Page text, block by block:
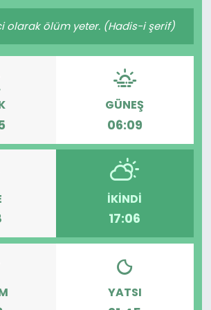
olarak ölüm yeter. (Hadis-i şerif)
GÜNEŞ
06:09
İKINDI
17:06
YATSI
SEÇİM 2018